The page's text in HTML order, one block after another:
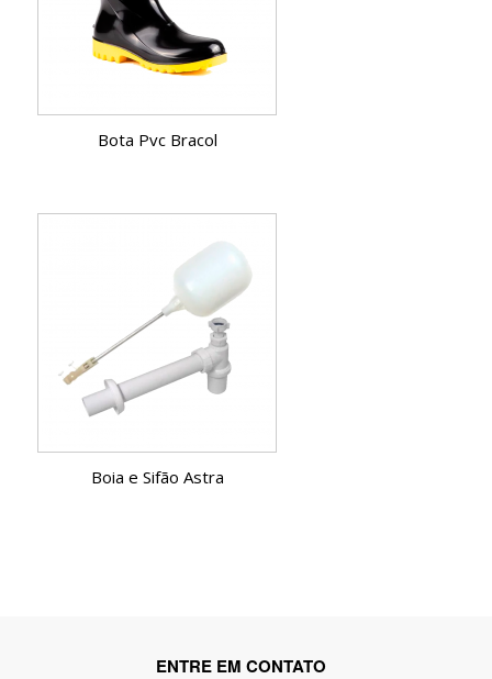
Bota Pvc Bracol
Boia e Sifão Astra
ENTRE EM CONTATO